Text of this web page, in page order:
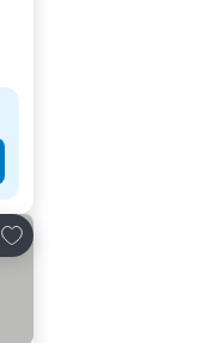
お気に入りに追加